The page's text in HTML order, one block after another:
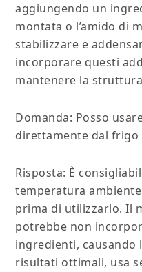
aggiungendo un
montata o l’amido di
stabilizzare e
incorporare questi
mantenere la
Domanda: Posso
direttamente dal frigo
Risposta: È
temperatura
prima di utilizzarlo. Il
potrebbe non
ingredienti, causando
risultati ottimali, usa